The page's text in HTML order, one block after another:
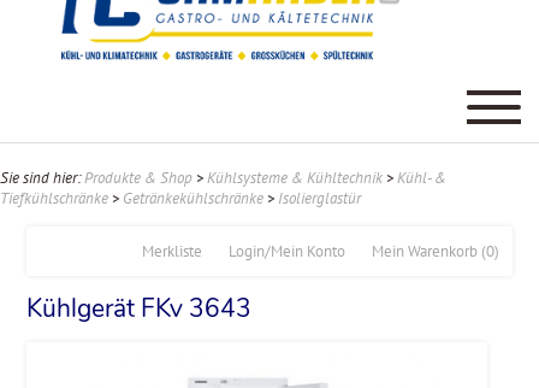
Sie sind hier:Produkte & Shop >Kühlsysteme & Kühltechnik >Kühl- &
Tiefkühlschränke > Getränkekühlschränke > Isolierglastür
Mein Warenkorb (0)
Login/Mein Konto
Merkliste
Kühlgerät FKv 3643